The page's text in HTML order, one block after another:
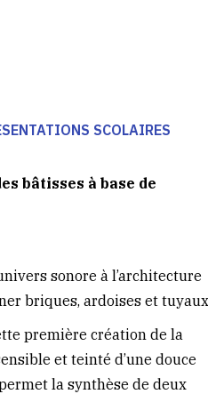
SCOLAIRES
bâtisses à base de
sonore à l’architecture
briques, ardoises et
première création de la
et teinté d’une douce
la synthèse de deux